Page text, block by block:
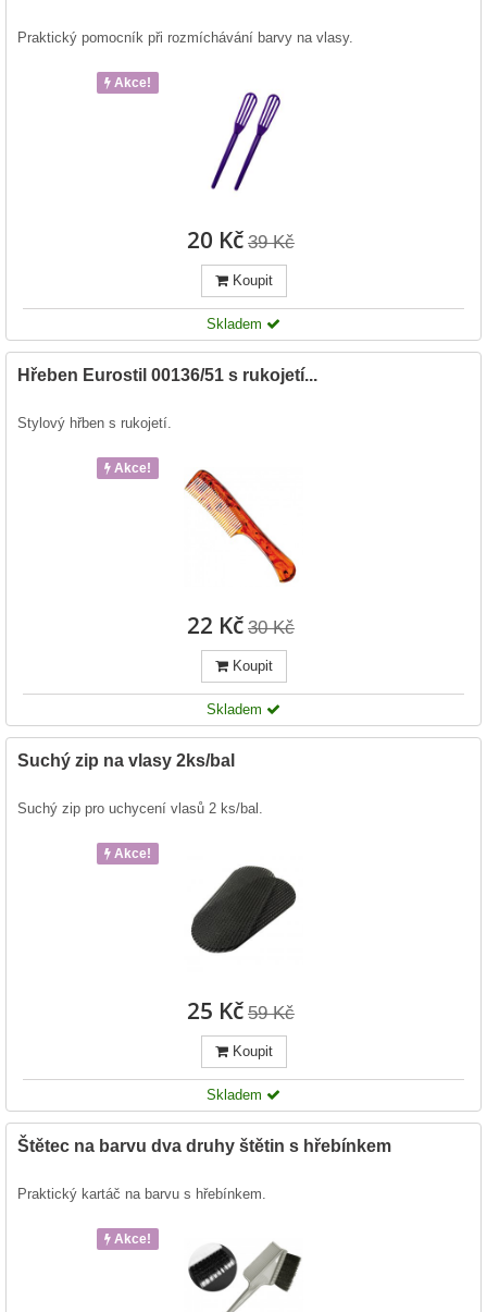
Praktický pomocník při rozmíchávání barvy na vlasy.
Akce!
20 Kč 39 Kč
Koupit
Skladem
Hřeben Eurostil 00136/51 s rukojetí...
Stylový hřben s rukojetí.
Akce!
22 Kč 30 Kč
Koupit
Skladem
Suchý zip na vlasy 2ks/bal
Suchý zip pro uchycení vlasů 2 ks/bal.
Akce!
25 Kč 59 Kč
Koupit
Skladem
Štětec na barvu dva druhy štětin s hřebínkem
Praktický kartáč na barvu s hřebínkem.
Akce!